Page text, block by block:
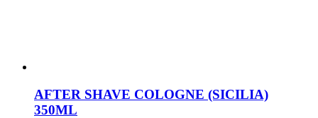
AFTER SHAVE COLOGNE (SICILIA)
350ML